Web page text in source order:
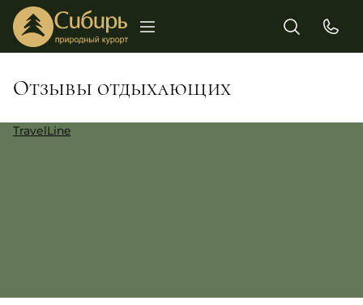
Отзывы отдыхающих
TravelLine